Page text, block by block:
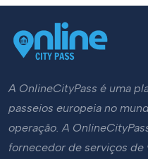
A OnlineCityPass é uma
passeios europeia no
operação. A
fornecedor de serviços de